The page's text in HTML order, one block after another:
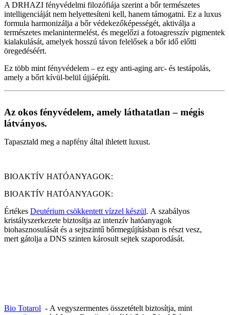
A DRHAZI fényvédelmi filozófiája szerint a bőr természetes
intelligenciáját nem helyettesíteni kell, hanem támogatni. Ez a luxus
formula harmonizálja a bőr védekezőképességét, aktiválja a
természetes melanintermelést, és megelőzi a fotoagresszív pigmentek
kialakulását, amelyek hosszú távon felelősek a bőr idő előtti
öregedéséért.
Ez több mint fényvédelem – ez egy anti-aging arc- és testápolás,
amely a bőrt kívül-belül újjáépíti.
Az okos fényvédelem, amely láthatatlan – mégis
látványos.
Tapasztald meg a napfény által ihletett luxust.
BIOAKTÍV HATÓANYAGOK:
BIOAKTÍV HATÓANYAGOK:
Értékes Deutérium csökkentett vízzel készül. A szabályos
kristályszerkezete biztosítja az intenzív hatóanyagok
biohasznosulását és a sejtszintű bőrmegújításban is részt vesz,
mert gátolja a DNS szinten károsult sejtek szaporodását.
Bio Totarol - A vegyszermentes összetételt biztosítja, mint